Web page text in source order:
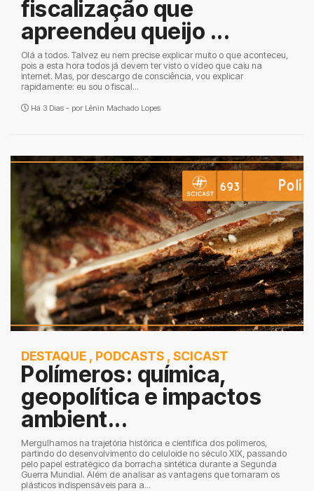
fiscalização que
apreendeu queijo ...
Olá a todos. Talvez eu nem precise explicar muito o que aconteceu,
pois a esta hora todos já devem ter visto o vídeo que caiu na
internet. Mas, por descargo de consciência, vou explicar
rapidamente: eu sou o fiscal...
Há 3 Dias - por Lênin Machado Lopes
DESTAQUE , PODCASTS , SCICAST
Polímeros: química,
geopolítica e impactos
ambient...
Mergulhamos na trajetória histórica e científica dos polímeros,
partindo do desenvolvimento do celuloide no século XIX, passando
pelo papel estratégico da borracha sintética durante a Segunda
Guerra Mundial. Além de analisar as vantagens que tornaram os
plásticos indispensáveis para a...